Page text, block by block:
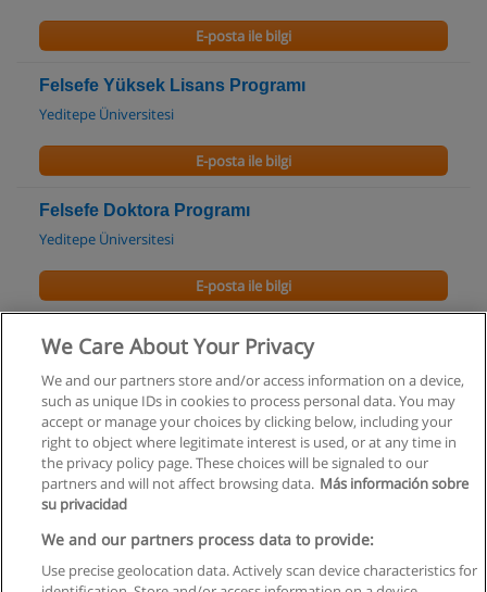
E-posta ile bilgi
Felsefe Yüksek Lisans Programı
Yeditepe Üniversitesi
E-posta ile bilgi
Felsefe Doktora Programı
Yeditepe Üniversitesi
E-posta ile bilgi
Felsefe Doktora Programı
E-posta ile bilgi
Kullanım koşulları
Gizlilik politikası
We Care About Your Privacy
We and our partners store and/or access information on a device,
such as unique IDs in cookies to process personal data. You may
accept or manage your choices by clicking below, including your
right to object where legitimate interest is used, or at any time in
the privacy policy page. These choices will be signaled to our
partners and will not affect browsing data. Más información sobre
su privacidad
We and our partners process data to provide:
Use precise geolocation data. Actively scan device characteristics for